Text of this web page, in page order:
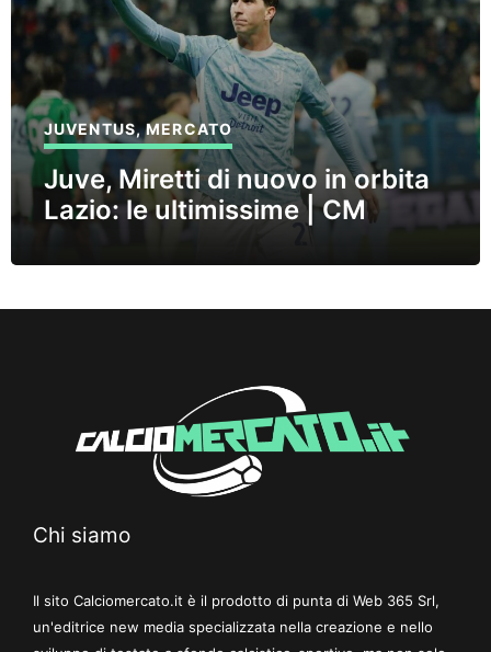
JUVENTUS,MERCATO
Juve, Miretti di nuovo in orbita
Lazio: le ultimissime | CM
Chi siamo
Il sito Calciomercato.it è il prodotto di punta di Web 365 Srl,
un'editrice new media specializzata nella creazione e nello